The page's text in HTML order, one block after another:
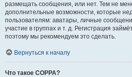
размещать сообщения, или нет. Тем не
дополнительные возможности, которые
пользователям: аватары, личные
участие в группах и т. д. Регистрация
поэтому мы рекомендуем это сделать.
Вернуться к началу
Что такое COPPA?